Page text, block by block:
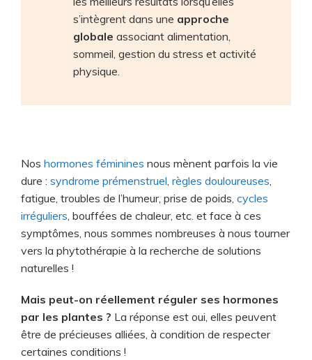
s’intègrent dans une approche
globale associant alimentation,
sommeil, gestion du stress et activité
physique.
Nos hormones féminines nous mènent parfois la vie
dure : syndrome prémenstruel règles douloureuses
fatigue, troubles de l’humeur, prise de poids, cycles
irréguliers , bouffées de chaleur, etc. et face à ces
symptômes, nous sommes nombreuses à nous tourner
vers la phytothérapie à la recherche de solutions
naturelles !
Mais peut-on réellement réguler ses hormones
par les plantes ? La réponse est oui, elles peuvent
être de précieuses alliées, à condition de respecter
certaines conditions !